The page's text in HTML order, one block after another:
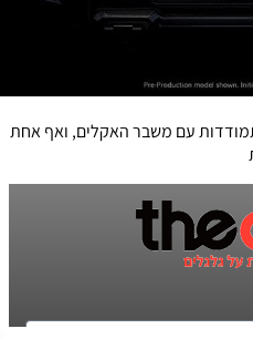
עם משבר האקלים, ואף אחת